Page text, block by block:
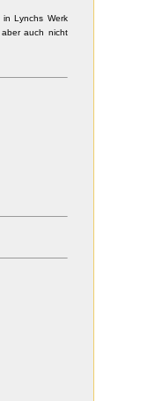
Lynchs Werk
auch nicht